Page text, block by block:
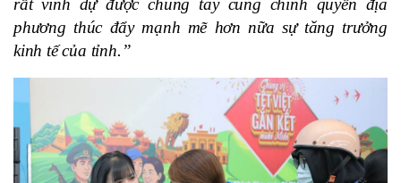
rất vinh dự được chung tay cùng chính quyền địa
phương thúc đẩy mạnh mẽ hơn nữa sự tăng trưởng
kinh tế của tỉnh.”